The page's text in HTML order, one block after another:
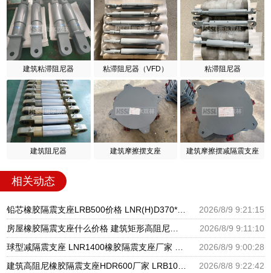
建筑粘滞阻尼器 粘滞阻尼器（VFD） 粘滞阻尼器
建筑阻尼器 建筑摩擦摆支座 建筑摩擦摆减隔震支座
相关动态
2026/8/9 9:21:15
2026/8/9 9:11:10
2026/8/9 9:00:28
2026/8/8 9:22:42